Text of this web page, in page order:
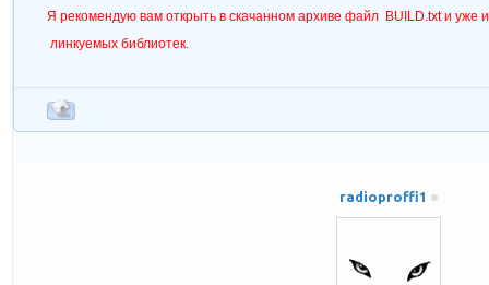
Я рекомендую вам открыть в скачанном архиве файл BUILD.txt и уже
линкуемых библиотек.
radioproffi1